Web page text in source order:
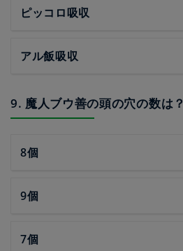
ピッコロ吸収
アル飯吸収
9. 魔人ブウ善の頭の穴の数は？
8個
9個
7個